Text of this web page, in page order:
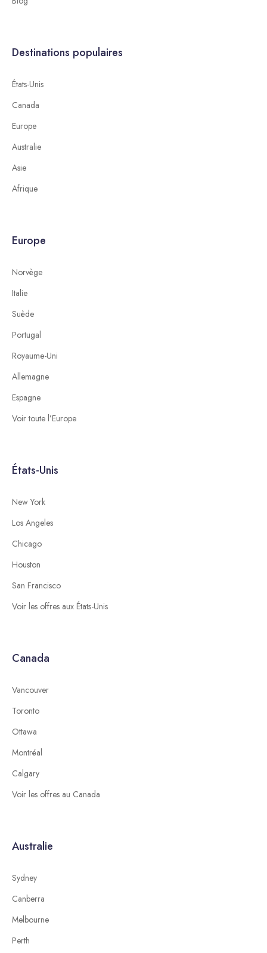
Destinations populaires
États-Unis
Canada
Europe
Australie
Asie
Afrique
Europe
Norvège
Italie
Suède
Portugal
Royaume-Uni
Allemagne
Espagne
Voir toute l’Europe
États-Unis
New York
Los Angeles
Chicago
Houston
San Francisco
Voir les offres aux États-Unis
Canada
Vancouver
Toronto
Ottawa
Montréal
Calgary
Voir les offres au Canada
Australie
Sydney
Canberra
Melbourne
Perth